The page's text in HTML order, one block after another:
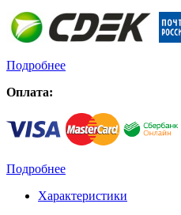
Подробнее
Оплата:
Подробнее
Характеристики